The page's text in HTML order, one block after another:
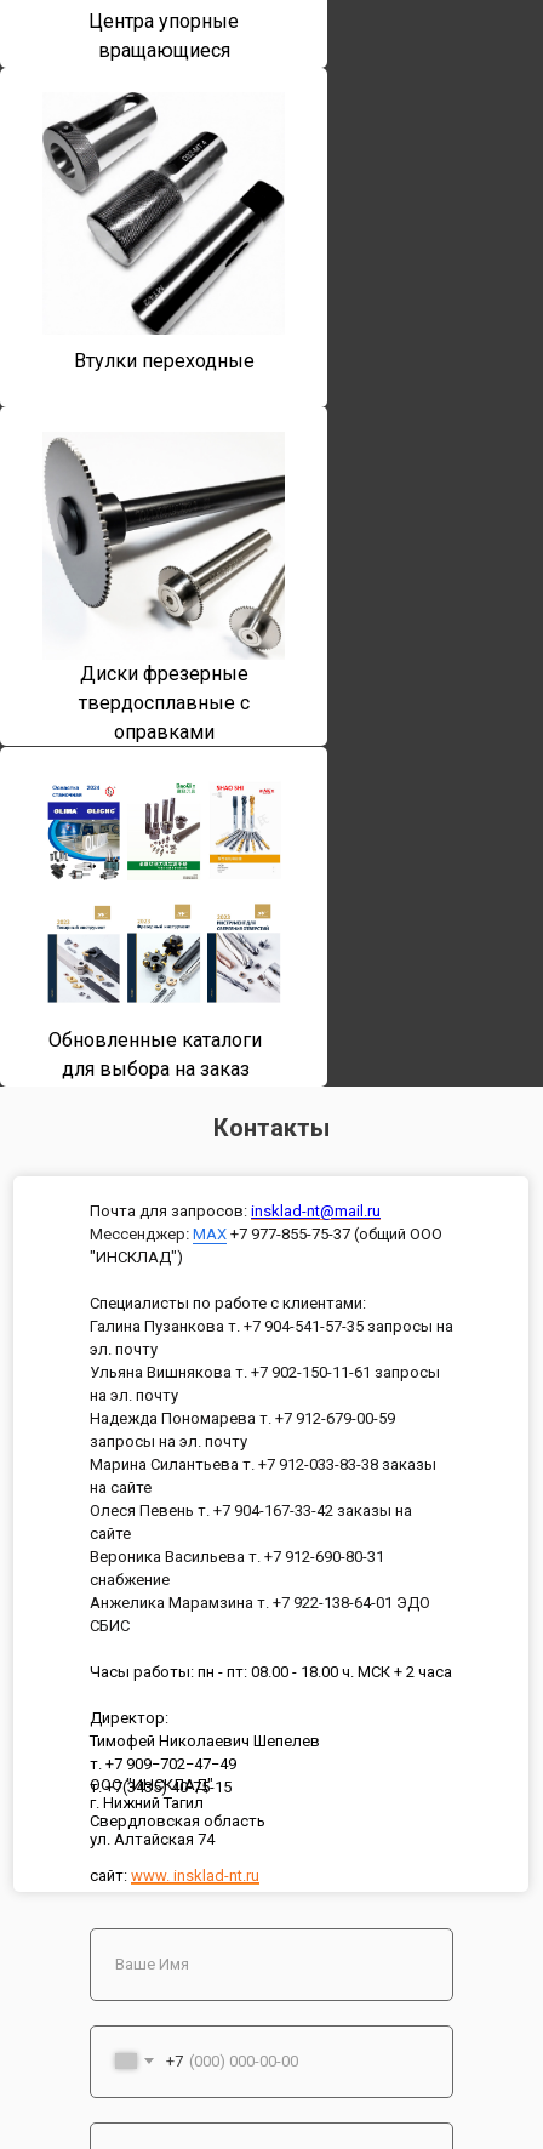
Центра упорные
вращающиеся
Втулки переходные
Диски фрезерные
твердосплавные с
оправками
Обновленные каталоги
для выбора на заказ
Контакты
ООО "ИНСКЛАД"
г. Нижний Тагил
Свердловская область
ул. Алтайская 74
сайт: www. insklad-nt.ru
Почта для запросов: insklad-nt@mail.ru
Мессенджер: MAX +7 977-855-75-37 (общий ООО
"ИНСКЛАД")
Специалисты по работе с клиентами:
Галина Пузанкова т. +7 904-541-57-35 запросы на
эл. почту
Ульяна Вишнякова т. +7 902-150-11-61 запросы
на эл. почту
Надежда Пономарева т. +7 912-679-00-59
запросы на эл. почту
Марина Силантьева т. +7 912-033-83-38 заказы
на сайте
Олеся Певень т. +7 904-167-33-42 заказы на
сайте
Вероника Васильева т. +7 912-690-80-31
снабжение
Анжелика Марамзина т. +7 922-138-64-01 ЭДО
СБИС
Часы работы: пн - пт: 08.00 - 18.00 ч. МСК + 2 часа
Директор:
Тимофей Николаевич Шепелев
т. +7 909−702−47−49
т. +7(3435) 40-75-15
+7